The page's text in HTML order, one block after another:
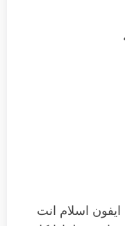
ايفون اسلام انت